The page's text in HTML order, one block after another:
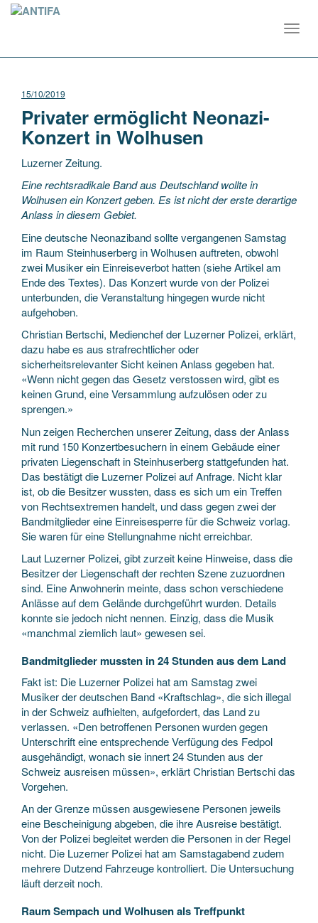
15/10/2019
Privater ermöglicht Neonazi-
Konzert in Wolhusen
Luzerner Zeitung.
Eine rechtsradikale Band aus Deutschland wollte in
Wolhusen ein Konzert geben. Es ist nicht der erste derartige
Anlass in diesem Gebiet.
Eine deutsche Neonaziband sollte vergangenen Samstag
im Raum Steinhuserberg in Wolhusen auftreten, obwohl
zwei Musiker ein Einreiseverbot hatten (siehe Artikel am
Ende des Textes). Das Konzert wurde von der Polizei
unterbunden, die Veranstaltung hingegen wurde nicht
aufgehoben.
Christian Bertschi, Medienchef der Luzerner Polizei, erklärt,
dazu habe es aus strafrechtlicher oder
sicherheitsrelevanter Sicht keinen Anlass gegeben hat.
«Wenn nicht gegen das Gesetz verstossen wird, gibt es
keinen Grund, eine Versammlung aufzulösen oder zu
sprengen.»
Nun zeigen Recherchen unserer Zeitung, dass der Anlass
mit rund 150 Konzertbesuchern in einem Gebäude einer
privaten Liegenschaft in Steinhuserberg stattgefunden hat.
Das bestätigt die Luzerner Polizei auf Anfrage. Nicht klar
ist, ob die Besitzer wussten, dass es sich um ein Treffen
von Rechtsextremen handelt, und dass gegen zwei der
Bandmitglieder eine Einreisesperre für die Schweiz vorlag.
Sie waren für eine Stellungnahme nicht erreichbar.
Laut Luzerner Polizei, gibt zurzeit keine Hinweise, dass die
Besitzer der Liegenschaft der rechten Szene zuzuordnen
sind. Eine Anwohnerin meinte, dass schon verschiedene
Anlässe auf dem Gelände durchgeführt wurden. Details
konnte sie jedoch nicht nennen. Einzig, dass die Musik
«manchmal ziemlich laut» gewesen sei.
Bandmitglieder mussten in 24 Stunden aus dem Land
Fakt ist: Die Luzerner Polizei hat am Samstag zwei
Musiker der deutschen Band «Kraftschlag», die sich illegal
in der Schweiz aufhielten, aufgefordert, das Land zu
verlassen. «Den betroffenen Personen wurden gegen
Unterschrift eine entsprechende Verfügung des Fedpol
ausgehändigt, wonach sie innert 24 Stunden aus der
Schweiz ausreisen müssen», erklärt Christian Bertschi das
Vorgehen.
An der Grenze müssen ausgewiesene Personen jeweils
eine Bescheinigung abgeben, die ihre Ausreise bestätigt.
Von der Polizei begleitet werden die Personen in der Regel
nicht. Die Luzerner Polizei hat am Samstagabend zudem
mehrere Dutzend Fahrzeuge kontrolliert. Die Untersuchung
läuft derzeit noch.
Raum Sempach und Wolhusen als Treffpunkt